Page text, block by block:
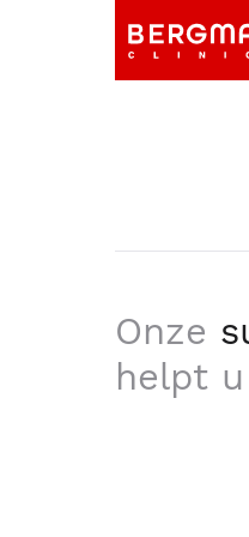
Onze
helpt